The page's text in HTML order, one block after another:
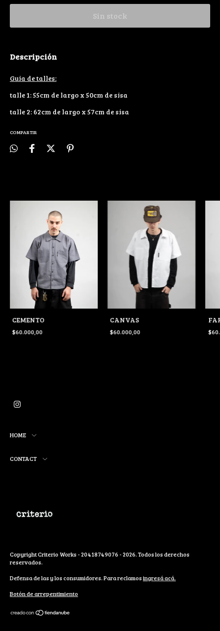
Descripción
Guia de talles:
talle 1: 55cm de largo x 50cm de sisa
talle 2: 62cm de largo x 57cm de sisa
COMPARTIR
CEMENTO
$60.000,00
CANVAS
$60.000,00
HOME
CONTACT
Copyright Criterio Works - 20418749076 - 2026. Todos los derechos
reservados.
Defensa de las y los consumidores. Para reclamosingresá acá.
Botón de arrepentimiento